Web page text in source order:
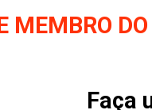
MEMBRO
Faça